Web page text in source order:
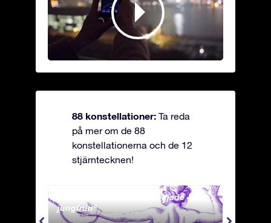
88 konstellationer: Ta reda
på mer om de 88
konstellationerna och de 12
stjärntecknen!
Andromeda - Den fastkedjade
jungfrun